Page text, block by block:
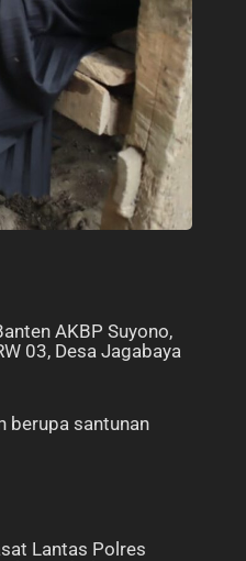
AKBP Suyono,
03, Desa Jagabaya
berupa santunan
Lantas Polres